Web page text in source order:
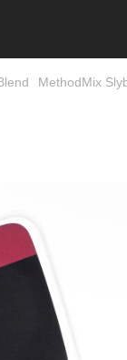
MethodMix